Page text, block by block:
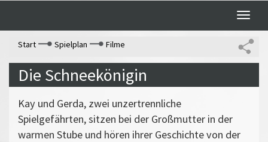
Toggle
Start
Spielplan Filme
Die Schneekönigin
Kay und Gerda, zwei unzertrennliche
Spielgefährten, sitzen bei der Großmutter in der
warmen Stube und hören ihrer Geschichte von der